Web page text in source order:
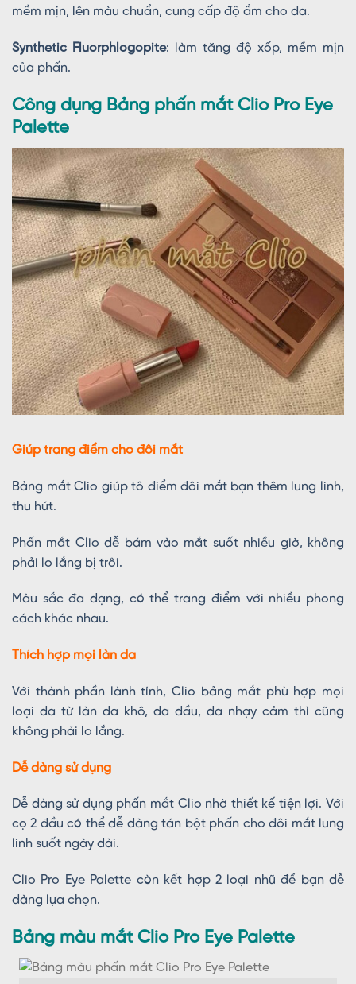
mềm mịn, lên màu chuẩn, cung cấp độ ẩm cho da.
Synthetic Fluorphlogopite: làm tăng độ xốp, mềm mịn
của phấn.
Công dụng Bảng phấn mắt Clio Pro Eye
Palette
Giúp trang điểm cho đôi mắt
Bảng mắt Clio giúp tô điểm đôi mắt bạn thêm lung linh,
thu hút.
Phấn mắt Clio dễ bám vào mắt suốt nhiều giờ, không
phải lo lắng bị trôi.
Màu sắc đa dạng, có thể trang điểm với nhiều phong
cách khác nhau.
Thích hợp mọi làn da
Với thành phần lành tính, Clio bảng mắt phù hợp mọi
loại da từ làn da khô, da dầu, da nhạy cảm thì cũng
không phải lo lắng.
Dễ dàng sử dụng
Dễ dàng sử dụng phấn mắt Clio nhờ thiết kế tiện lợi. Với
cọ 2 đầu có thể dễ dàng tán bột phấn cho đôi mắt lung
linh suốt ngày dài.
Clio Pro Eye Palette còn kết hợp 2 loại nhũ để bạn dễ
dàng lựa chọn.
Bảng màu mắt Clio Pro Eye Palette